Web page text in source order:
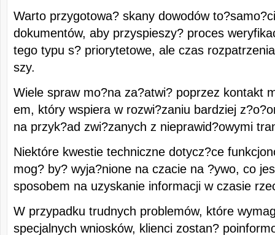
Warto przygotowa? skany dowodów
dokumentów, aby przyspieszy? proces
tego typu s? priorytetowe, ale czas
szy.
Wiele spraw mo?na za?atwi? poprzez kontakt
em, który wspiera w rozwi?zaniu bardziej
na przyk?ad zwi?zanych z nieprawid?owymi
Niektóre kwestie techniczne dotycz?ce
mog? by? wyja?nione na czacie na ?ywo, co
sposobem na uzyskanie informacji w czasie
W przypadku trudnych problemów, które
specjalnych wniosków, klienci zostan?